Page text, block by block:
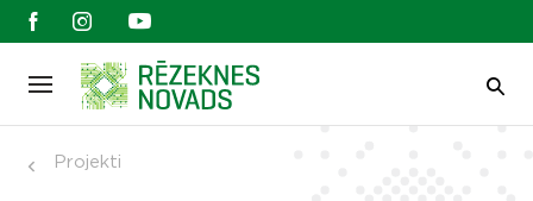
Projekti